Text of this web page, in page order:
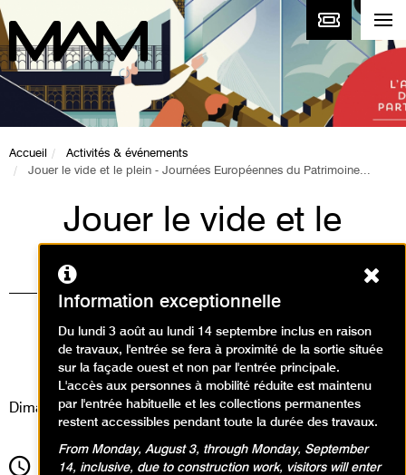
Accueil
Activités & événements
Jouer le vide et le plein - Journées Européennes du Patrimoine...
Jouer le vide et le
plein - Journées
Européennes du
Patrimoine 2018
Animations / Visite animation
Dimanche 16 septembre 2018
16h00 Durée1h00
Information exceptionnelle
Du lundi 3 août au lundi 14 septembre inclus en raison
de travaux, l'entrée se fera à proximité de la sortie située
sur la façade ouest et non par l'entrée principale.
L'accès aux personnes à mobilité réduite est maintenu
par l'entrée habituelle et les collections permanentes
restent accessibles pendant toute la durée des travaux.
From Monday, August 3, through Monday, September
14, inclusive, due to construction work, visitors will enter